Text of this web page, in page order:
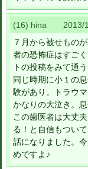
(16) hina 2013/
７月から被せもの
者の恐怖症はすご
トの投稿をみて通
同じ時期に小１の
験があり。トラウ
かなりの大泣き。
この歯医者は大丈
る！と自信もつい
話になりました。
めですよ♪